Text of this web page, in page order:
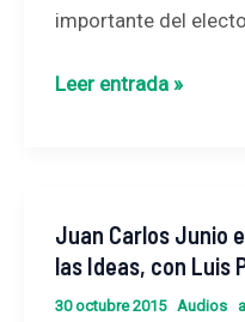
importante del
Leer entrada »
Juan Carlos Junio
las Ideas, con Luis
30 octubre 2015 Audios
Juan
Carlos
Junio